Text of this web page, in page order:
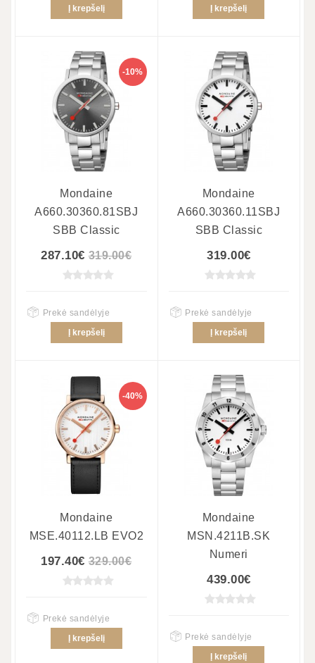
Į krepšelį
Į krepšelį
-10%
Mondaine
A660.30360.81SBJ
SBB Classic
287.10€ 319.00€
Prekė sandėlyje
Į krepšelį
Mondaine
A660.30360.11SBJ
SBB Classic
319.00€
Prekė sandėlyje
Į krepšelį
-40%
Mondaine
MSE.40112.LB EVO2
197.40€ 329.00€
Prekė sandėlyje
Į krepšelį
Mondaine
MSN.4211B.SK
Numeri
439.00€
Prekė sandėlyje
Į krepšelį